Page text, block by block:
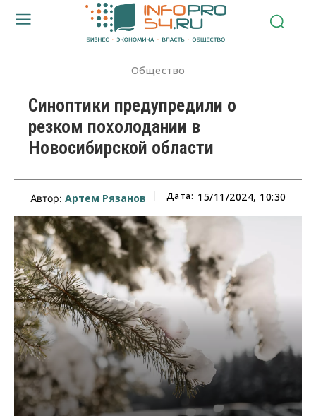
Общество
Синоптики предупредили о
резком похолодании в
Новосибирской области
Автор: Артем Рязанов Дата: 15/11/2024, 10:30